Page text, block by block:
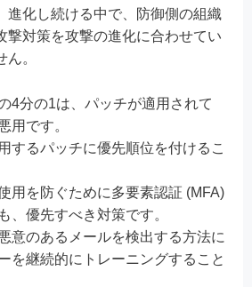
進化し続ける中で、防御側の組織
撃対策を攻撃の進化に合わせてい
。
4分の1は、パッチが適用されて
用です。
するパッチに優先順位を付けるこ
用を防ぐために多要素認証 (MFA)
、優先すべき対策です。
意のあるメールを検出する方法に
を継続的にトレーニングすること